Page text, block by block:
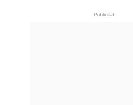
- Publicitat -